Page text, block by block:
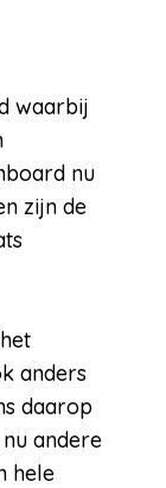
waarbij
nu
zijn de
anders
daarop
andere
hele